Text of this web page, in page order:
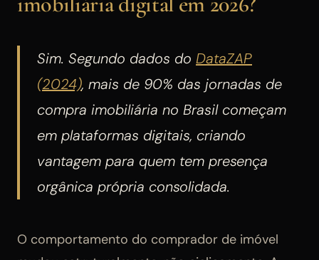
Sim. Segundo dados do DataZAP
(2024), mais de 90% das jornadas de
compra imobiliária no Brasil começam
em plataformas digitais, criando
vantagem para quem tem presença
orgânica própria consolidada.
O comportamento do comprador de imóvel